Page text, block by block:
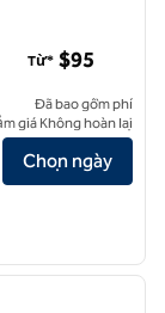
Hilton Irving-DFW
Từ* $95
Đã bao gồm phí
giá Không hoàn lại
Chọn ngày
ảnh